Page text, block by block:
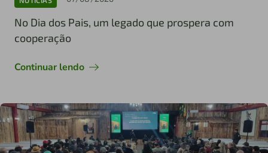
No Dia dos Pais, um legado que prospera com
cooperação
Continuar lendo